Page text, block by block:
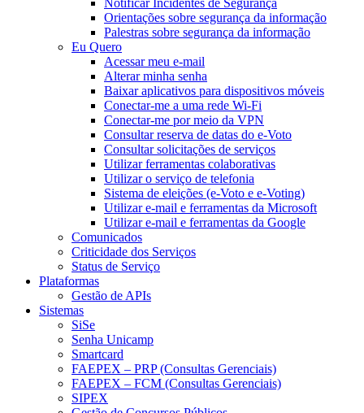
Notificar Incidentes de Segurança
Orientações sobre segurança da informação
Palestras sobre segurança da informação
Eu Quero
Acessar meu e-mail
Alterar minha senha
Baixar aplicativos para dispositivos móveis
Conectar-me a uma rede Wi-Fi
Conectar-me por meio da VPN
Consultar reserva de datas do e-Voto
Consultar solicitações de serviços
Utilizar ferramentas colaborativas
Utilizar o serviço de telefonia
Sistema de eleições (e-Voto e e-Voting)
Utilizar e-mail e ferramentas da Microsoft
Utilizar e-mail e ferramentas da Google
Comunicados
Criticidade dos Serviços
Status de Serviço
Plataformas
Gestão de APIs
Sistemas
SiSe
Senha Unicamp
Smartcard
FAEPEX – PRP (Consultas Gerenciais)
FAEPEX – FCM (Consultas Gerenciais)
SIPEX